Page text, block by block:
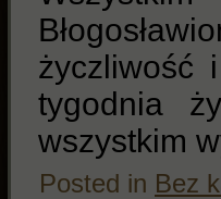
życzliwość
tygodnia
wszystkim
Posted in Bez